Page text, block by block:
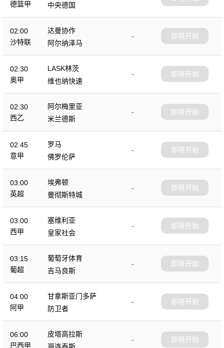
德篮甲
中央德国
02:00
沙特联
达曼协作
-
阿尔纳泽马
即将开始
02:30
奥甲
LASK林茨
-
维也纳快速
即将开始
02:30
西乙
阿尔梅里亚
-
米兰德斯
即将开始
02:45
意甲
罗马
-
佛罗伦萨
即将开始
03:00
英超
埃弗顿
-
曼彻斯特城
即将开始
03:00
西甲
塞维利亚
-
皇家社会
即将开始
03:15
葡超
葡萄牙体育
-
吉马良斯
即将开始
04:00
阿甲
甘拿斯亚门多萨
-
防卫者
即将开始
06:00
巴西甲
皮塔高拉斯
-
哥连泰斯
即将开始